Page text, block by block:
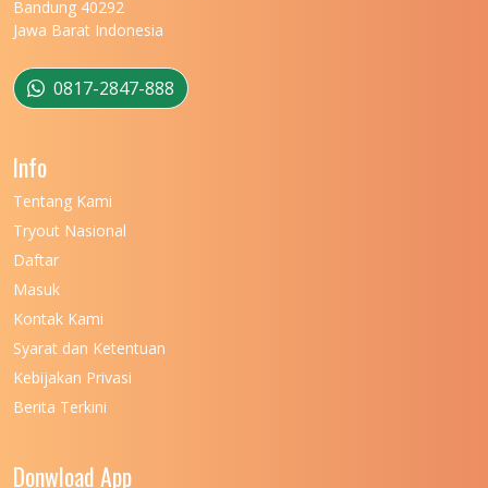
UNIVERSITAS MULAWARMAN
UNIVERSITAS MUSAMUS
UNIVERSITAS NEGERI KHAIRUN
UNIVERSITAS NEGERI MEDAN
UNIVERSITAS NEGERI PADANG
Bandung 40292
Jawa Barat Indonesia
0817-2847-888
Info
Tentang Kami
Tryout Nasional
Daftar
Masuk
Kontak Kami
Syarat dan Ketentuan
Kebijakan Privasi
Berita Terkini
Donwload App